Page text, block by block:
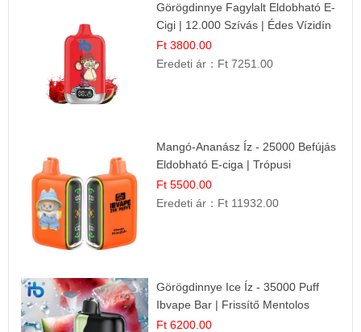
Görögdinnye Fagylalt Eldobható E-
Cigi | 12.000 Szívás | Édes Vízidín
Íz
Ft 3800.00
Eredeti ár： Ft 7251.00
Mangó-Ananász Íz - 25000 Befújás
Eldobható E-ciga | Trópusi
Gyümölcs Élmény!
Ft 5500.00
Eredeti ár： Ft 11932.00
Görögdinnye Ice Íz - 35000 Puff
Ibvape Bar | Frissítő Mentolos
Élmény!
Ft 6200.00